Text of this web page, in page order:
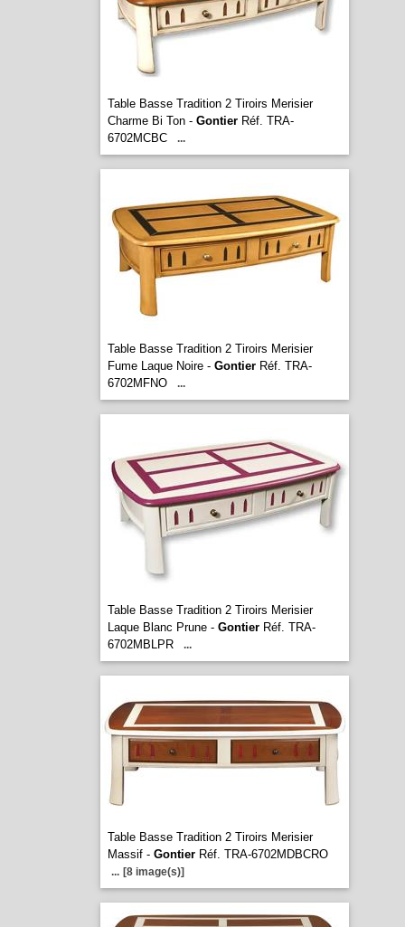
Table Basse Tradition 2 Tiroirs Merisier
Charme Bi Ton - GontierRéf. TRA-
6702MCBC
...
Table Basse Tradition 2 Tiroirs Merisier
Fume Laque Noire - GontierRéf. TRA-
6702MFNO
...
Table Basse Tradition 2 Tiroirs Merisier
Laque Blanc Prune - GontierRéf. TRA-
6702MBLPR
...
Table Basse Tradition 2 Tiroirs Merisier
Massif - GontierRéf. TRA-6702MDBCRO
... [8 image(s)]